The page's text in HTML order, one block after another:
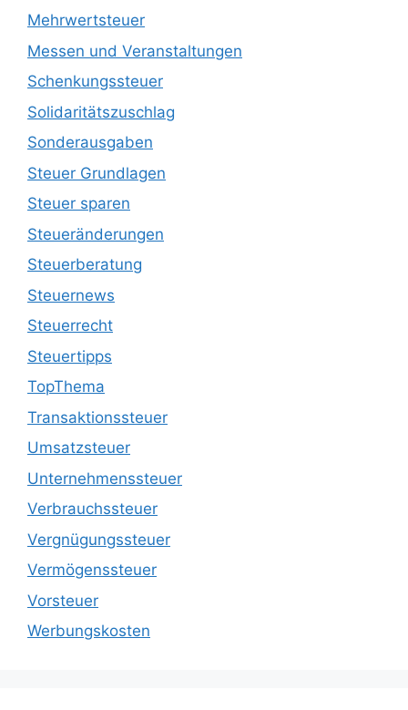
Mehrwertsteuer
Messen und Veranstaltungen
Schenkungssteuer
Solidaritätszuschlag
Sonderausgaben
Steuer Grundlagen
Steuer sparen
Steueränderungen
Steuerberatung
Steuernews
Steuerrecht
Steuertipps
TopThema
Transaktionssteuer
Umsatzsteuer
Unternehmenssteuer
Verbrauchssteuer
Vergnügungssteuer
Vermögenssteuer
Vorsteuer
Werbungskosten